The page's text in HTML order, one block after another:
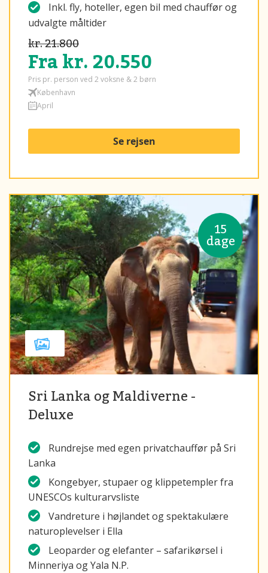
Inkl. fly, hoteller, egen bil med chauffør og
udvalgte måltider
kr. 21.800
Fra kr. 20.550
Pris pr. person ved 2 voksne & 2 børn
København
April
Se rejsen
15
dage
Sri Lanka og Maldiverne -
Deluxe
Rundrejse med egen privatchauffør på Sri
Lanka
Kongebyer, stupaer og klippetempler fra
UNESCOs kulturarvsliste
Vandreture i højlandet og spektakulære
naturoplevelser i Ella
Leoparder og elefanter – safarikørsel i
Minneriya og Yala N.P.